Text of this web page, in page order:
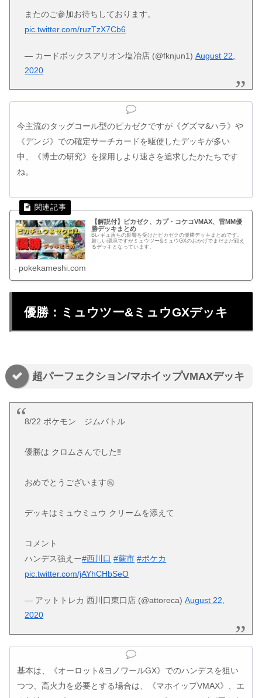
またのご参加お待ちしております。
pic.twitter.com/ruzTzX7Cb6
— カードボックスアリオン塩冶店 (@fknjun1)August 22,
2020
今主流のタッグコール型のピカゼクですが《グズマ&ハラ》や
《デンジ》での確定サーチカードを駆使したデッキが多い
中、《博士の研究》を採用しより速さを追求したかたちです
ね。
【解説付】ピカゼク、カプ・コケコVMAX、雷MM優
勝デッキまとめ
Bレギュ落ちの影響を受けたピカゼクの優勝デッキまとめです。
厳しい環境ですがミュウツー&ミュウGXのおかげでまだまだ戦え
るデッキとなっています。
pokekameshi.com
優勝：ミュウツー&ミュウGXデッキ
超パーフェクション/マホイップVMAXデッキ
8/22 ポケモン ジムバトル
優勝は クロムさんでした‼️
おめでとうございます㊗️
デッキはミュウミュウ クリームを添えて
コメント
ハンデス強えー#西川口 #蕨市 #ポケカ
pic.twitter.com/jAYhCHbSeO
— アットトレカ 西川口東口店 (@attoreca)August 22,
2020
基本は、《オーロット&ヨノワールGX》でのハンデスを狙い
つつ、高火力を必要とする場合は、《マホイップVMAX》、エ